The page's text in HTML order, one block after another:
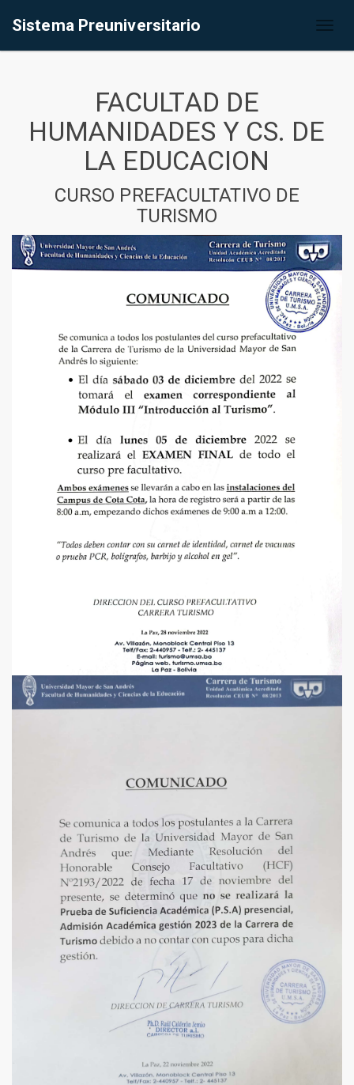
Sistema Preuniversitario
FACULTAD DE
HUMANIDADES Y CS. DE
LA EDUCACION
CURSO PREFACULTATIVO DE
TURISMO